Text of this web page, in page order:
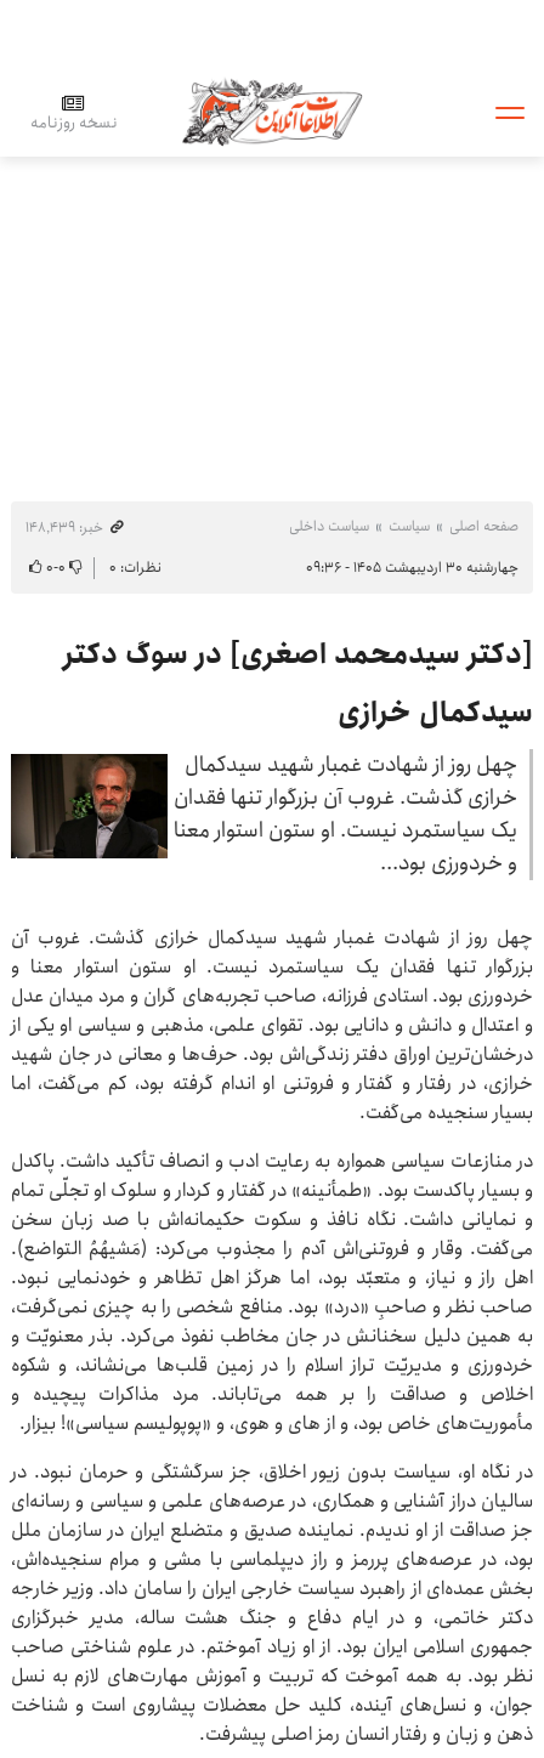
نسخه روزنامه
صفحه اصلی سیاست سیاست داخلی
خبر: ۱۴۸٬۴۳۹
چهارشنبه ۳۰ اردیبهشت ۱۴۰۵ - ۰۹:۳۶
نظرات: ۰ ۰-۰
[دکتر سیدمحمد اصغری] در سوگ دکتر
سیدکمال خرازی
چهل روز از شهادت غمبار شهید سیدکمال
خرازی گذشت. غروب آن بزرگوار تنها فقدان
یک سیاستمرد نیست. او ستون استوار معنا
و خردورزی بود...
چهل روز از شهادت غمبار شهید سیدکمال خرازی گذشت. غروب آن
بزرگوار تنها فقدان یک سیاستمرد نیست. او ستون استوار معنا و
خردورزی بود. استادی فرزانه، صاحب تجربه‌های گران و مرد میدان عدل
و اعتدال و دانش و دانایی بود. تقوای علمی، مذهبی و سیاسی او یکی از
درخشان‌ترین اوراق دفتر زندگی‌اش بود. حرف‌ها و معانی در جان شهید
خرازی، در رفتار و گفتار و فروتنی او اندام گرفته بود، کم می‌گفت، اما
بسیار سنجیده می‌گفت.
در منازعات سیاسی همواره به رعایت ادب و انصاف تأکید داشت. پاکدل
و بسیار پاکدست بود. «طمأنینه» در گفتار و کردار و سلوک او تجلّی تمام
و نمایانی داشت. نگاه نافذ و سکوت حکیمانه‌اش با صد زبان سخن
می‌گفت. وقار و فروتنی‌اش آدم را مجذوب می‌کرد: (مَشیهُمُ التواضع).
اهل راز و نیاز، و متعبّد بود، اما هرگز اهل تظاهر و خودنمایی نبود.
صاحب نظر و صاحبِ «درد» بود. منافع شخصی را به چیزی نمی‌گرفت،
به همین دلیل سخنانش در جان مخاطب نفوذ می‌کرد. بذر معنویّت و
خردورزی و مدیریّت تراز اسلام را در زمین قلب‌ها می‌نشاند، و شکوه
اخلاص و صداقت را بر همه می‌تاباند. مرد مذاکرات پیچیده و
مأموریت‌های خاص بود، و از های و هوی، و «پوپولیسم سیاسی»! بیزار.
در نگاه او، سیاست بدون زیور اخلاق، جز سرگشتگی و حرمان نبود. در
سالیان دراز آشنایی و همکاری، در عرصه‌های علمی و سیاسی و رسانه‌ای
جز صداقت از او ندیدم. نماینده صدیق و متضلع ایران در سازمان ملل
بود، در عرصه‌های پررمز و راز دیپلماسی با مشی و مرام سنجیده‌اش،
بخش عمده‌ای از راهبرد سیاست خارجی ایران را سامان داد. وزیر خارجه
دکتر خاتمی، و در ایام دفاع و جنگ هشت ساله، مدیر خبرگزاری
جمهوری اسلامی ایران بود. از او زیاد آموختم. در علوم شناختی صاحب
نظر بود. به همه آموخت که تربیت و آموزش مهارت‌های لازم به نسل
جوان، و نسل‌های آینده، کلید حل معضلات پیشاروی است و شناخت
ذهن و زبان و رفتار انسان رمز اصلی پیشرفت.